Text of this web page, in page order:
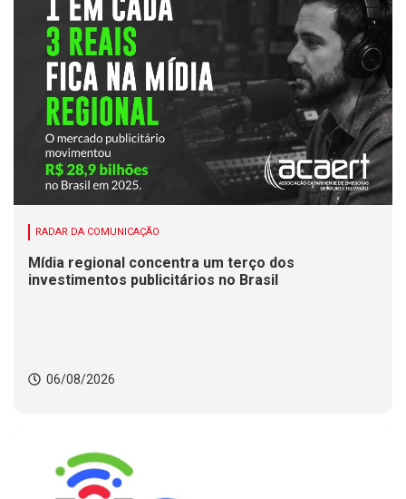
RADAR DA COMUNICAÇÃO
Mídia regional concentra um terço dos
investimentos publicitários no Brasil
06/08/2026